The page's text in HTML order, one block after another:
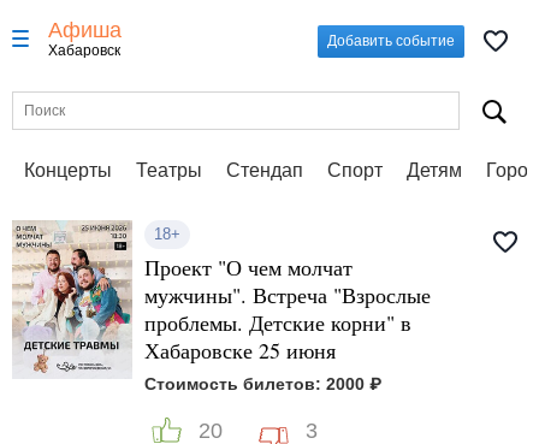
Афиша
Хабаровск
Добавить событие
Концерты Театры Стендап Спорт Детям
18+
Проект "О чем молчат
мужчины". Встреча "Взрослые
проблемы. Детские корни" в
Хабаровске 25 июня
Стоимость билетов: 2000 ₽
20 3